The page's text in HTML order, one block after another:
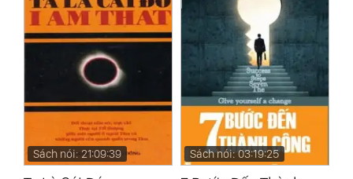
Sách nói: 03:19:25 Sách nói: 02:19:34